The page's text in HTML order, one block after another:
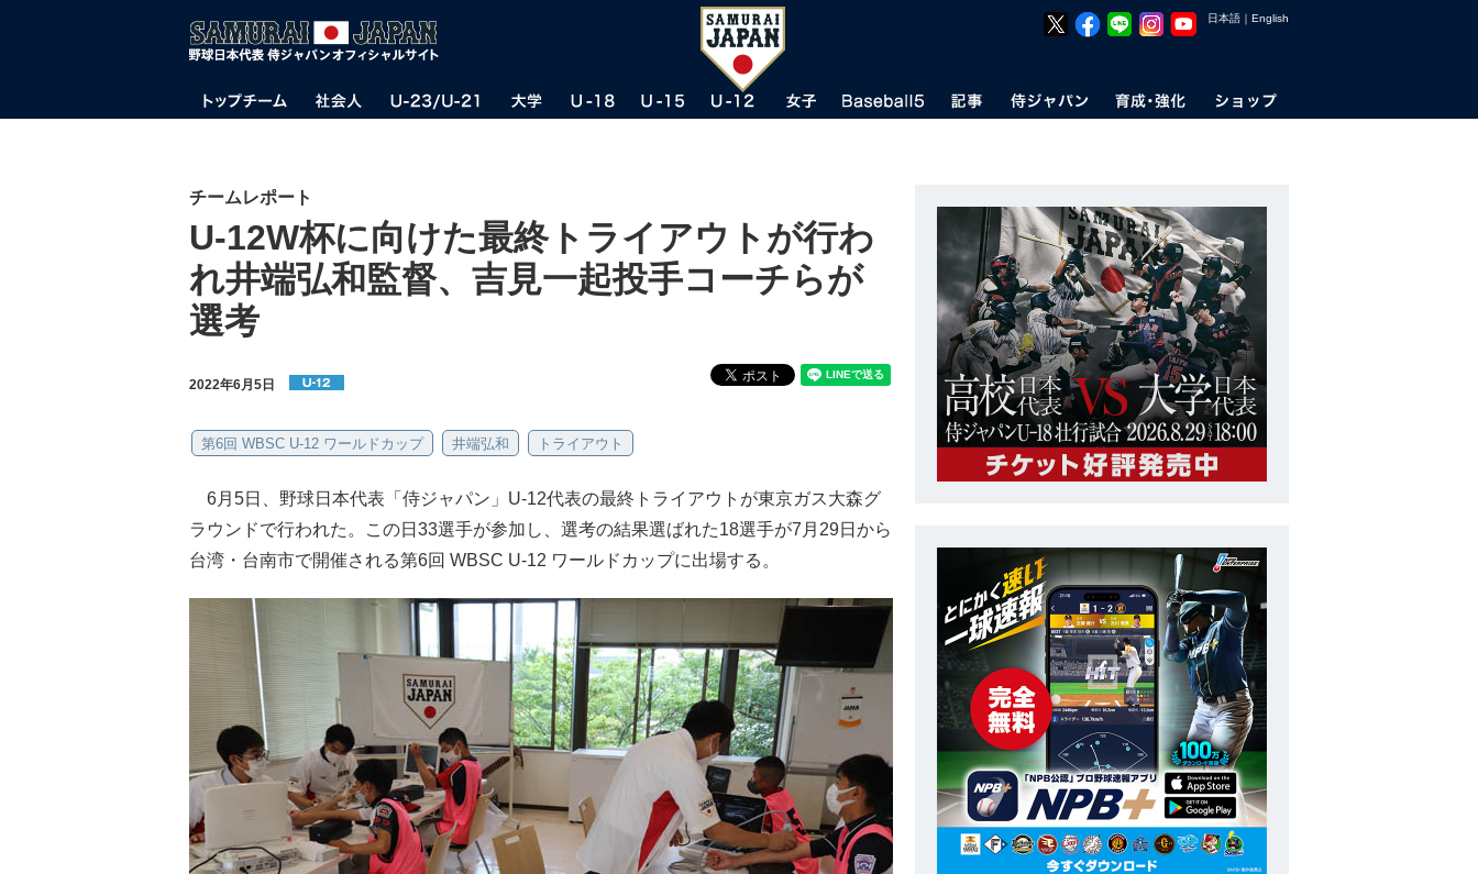
日本語 ｜ English
チームレポート
U-12W杯に向けた最終トライアウトが行わ
れ井端弘和監督、吉見一起投手コーチらが
選考
2022年6月5日
第6回 WBSC U-12 ワールドカップ 井端弘和 トライアウト
6月5日、野球日本代表「侍ジャパン」U-12代表の最終トライアウトが東京ガス大森グ
ラウンドで行われた。この日33選手が参加し、選考の結果選ばれた18選手が7月29日から
台湾・台南市で開催される第6回 WBSC U-12 ワールドカップに出場する。